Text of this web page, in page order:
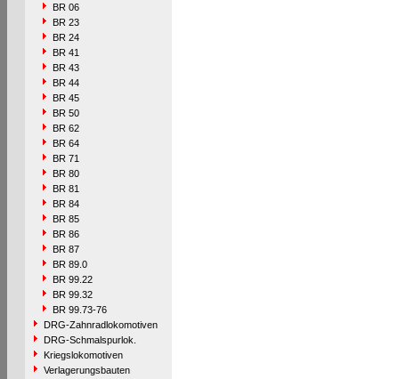
BR 06
BR 23
BR 24
BR 41
BR 43
BR 44
BR 45
BR 50
BR 62
BR 64
BR 71
BR 80
BR 81
BR 84
BR 85
BR 86
BR 87
BR 89.0
BR 99.22
BR 99.32
BR 99.73-76
DRG-Zahnradlokomotiven
DRG-Schmalspurlok.
Kriegslokomotiven
Verlagerungsbauten